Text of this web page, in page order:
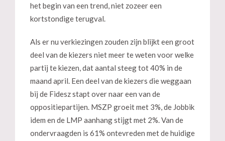
het begin van een trend, niet zozeer een
kortstondige terugval.
Als er nu verkiezingen zouden zijn blijkt een groot
deel van de kiezers niet meer te weten voor welke
partij te kiezen, dat aantal steeg tot 40% in de
maand april. Een deel van de kiezers die weggaan
bij de Fidesz stapt over naar een van de
oppositiepartijen. MSZP groeit met 3%, de Jobbik
idem en de LMP aanhang stijgt met 2%. Van de
ondervraagden is 61% ontevreden met de huidige